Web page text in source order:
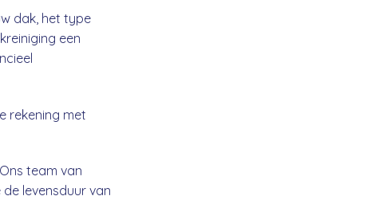
dak, het type
een
rekening met
team van
levensduur van